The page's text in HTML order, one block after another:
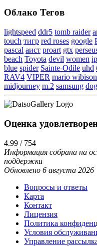
Облако Тегов
lightspeed ddr5 tomb raider
touch тигр red roses google
pascal аист proart gtx
beach Toyota devil women
blue spider Sainte-Odile uhd
RAV4 VIPER mario
midjourney m.2 samsung
Оценка
4.99 / 754
Информация собрана на
поддержки
Обновлено 6 августа 2026
Вопросы и ответы
Карта
Контакт
Лицензия
Политика
Условия
Управление